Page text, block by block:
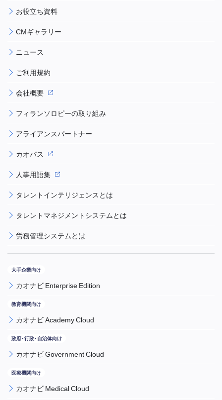
お役立ち資料
CMギャラリー
ニュース
ご利用規約
会社概要
フィランソロピーの取り組み
アライアンスパートナー
カオパス
人事用語集
タレントインテリジェンスとは
タレントマネジメントシステムとは
労務管理システムとは
カオナビ Enterprise Edition
カオナビ Academy Cloud
カオナビ Government Cloud
カオナビ Medical Cloud